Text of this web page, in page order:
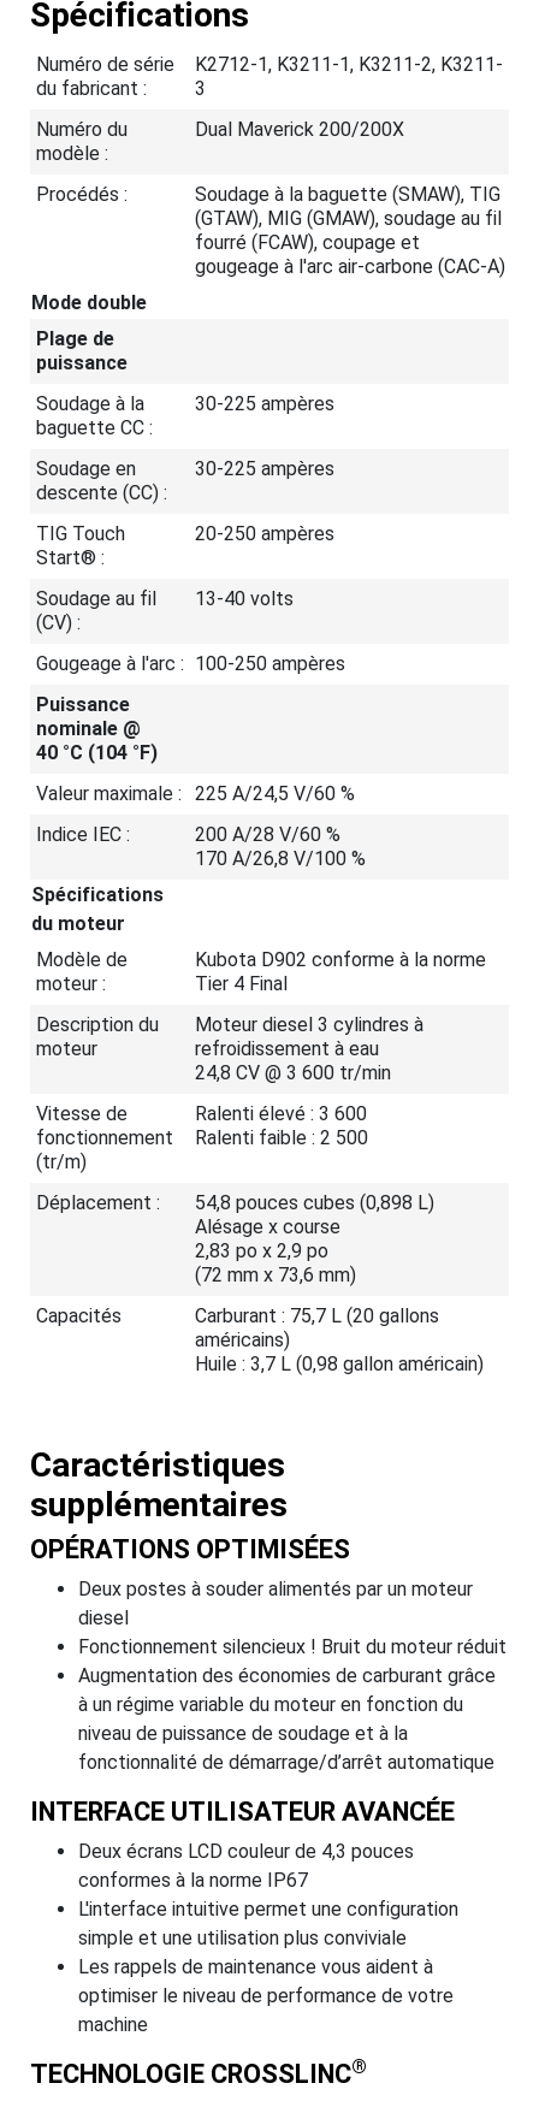
Spécifications
Numéro de série
du fabricant :
K2712-1, K3211-1, K3211-2, K3211-
3
Numéro du
modèle :
Dual Maverick 200/200X
Procédés :
Soudage à la baguette (SMAW), TIG
(GTAW), MIG (GMAW), soudage au fil
fourré (FCAW), coupage et
gougeage à l'arc air-carbone (CAC-A)
Mode double
Plage de
puissance
Soudage à la
baguette CC :
30-225 ampères
Soudage en
descente (CC) :
30-225 ampères
TIG Touch
Start® :
20-250 ampères
Soudage au fil
(CV) :
13-40 volts
Gougeage à l'arc : 100-250 ampères
Puissance
nominale @
40 °C (104 °F)
Valeur maximale :
225 A/24,5 V/60 %
Indice IEC :
200 A/28 V/60 %
170 A/26,8 V/100 %
Spécifications
du moteur
Modèle de
moteur :
Kubota D902 conforme à la norme
Tier 4 Final
Description du
moteur
Moteur diesel 3 cylindres à
refroidissement à eau
24,8 CV @ 3 600 tr/min
Vitesse de
fonctionnement
(tr/m)
Ralenti élevé : 3 600
Ralenti faible : 2 500
Déplacement :
54,8 pouces cubes (0,898 L)
Alésage x course
2,83 po x 2,9 po
(72 mm x 73,6 mm)
Capacités
Carburant : 75,7 L (20 gallons
américains)
Huile : 3,7 L (0,98 gallon américain)
Caractéristiques
supplémentaires
OPÉRATIONS OPTIMISÉES
Deux postes à souder alimentés par un moteur
diesel
Fonctionnement silencieux ! Bruit du moteur réduit
Augmentation des économies de carburant grâce
à un régime variable du moteur en fonction du
niveau de puissance de soudage et à la
fonctionnalité de démarrage/d’arrêt automatique
INTERFACE UTILISATEUR AVANCÉE
Deux écrans LCD couleur de 4,3 pouces
conformes à la norme IP67
L'interface intuitive permet une configuration
simple et une utilisation plus conviviale
Les rappels de maintenance vous aident à
optimiser le niveau de performance de votre
machine
TECHNOLOGIE CROSSLINC®